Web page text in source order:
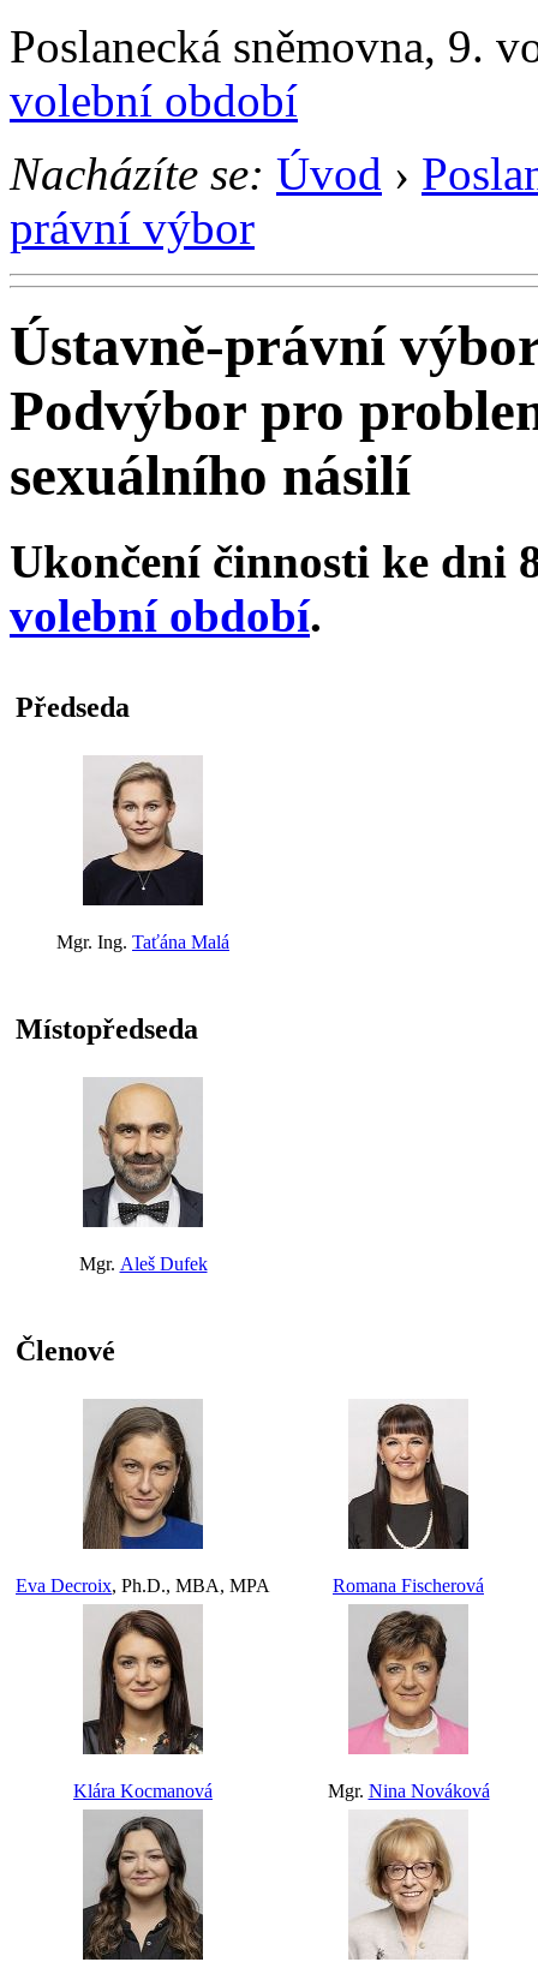
Poslanecká sněmovna, 9.
volební období
Nacházíte se: Úvod ›
právní výbor
Ústavně-právní
Podvýbor pro
sexuálního násilí
Ukončení činnosti ke dni
volební období.
Předseda
Mgr. Ing. Taťána Malá
Místopředseda
Mgr. Aleš Dufek
Členové
Eva Decroix, Ph.D., MBA, MPA Romana Fischerová
Klára Kocmanová Mgr. Nina Nováková